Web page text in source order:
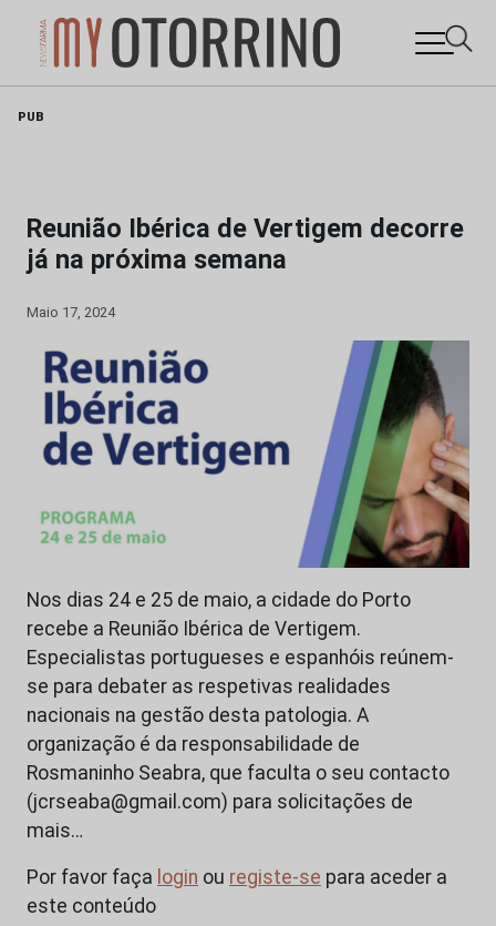
PUB
Reunião Ibérica de Vertigem decorre
já na próxima semana
Maio 17, 2024
Nos dias 24 e 25 de maio, a cidade do Porto
recebe a Reunião Ibérica de Vertigem.
Especialistas portugueses e espanhóis reúnem-
se para debater as respetivas realidades
nacionais na gestão desta patologia. A
organização é da responsabilidade de
Rosmaninho Seabra, que faculta o seu contacto
(jcrseaba@gmail.com) para solicitações de
mais…
Por favor faça login ou registe-se para aceder a
este conteúdo